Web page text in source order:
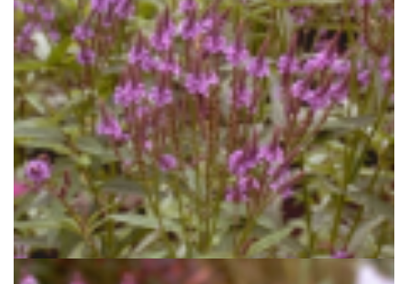
Blauwe verbena
Verbena hastata